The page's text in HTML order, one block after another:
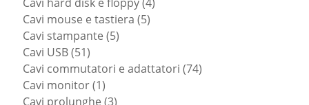
Cavi mouse e tastiera 55
Cavi stampante 55
Cavi USB 5151
prodotti
Cavi commutatori e adattatori 7474
Cavi monitor 11
prodotto
Cavi prolunghe 33